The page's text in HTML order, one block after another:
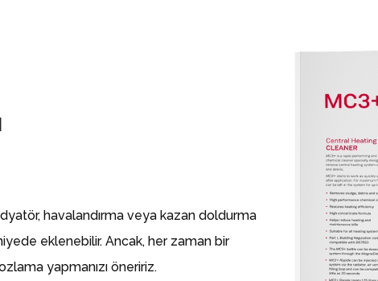
havalandırma veya kazan doldurma
eklenebilir. Ancak, her zaman bir
yapmanızı öneririz.